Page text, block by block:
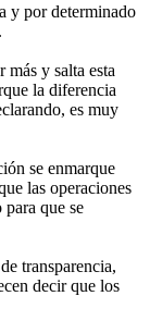
y por determinado
y salta esta
la diferencia
es muy
se enmarque
las operaciones
que se
transparencia,
decir que los